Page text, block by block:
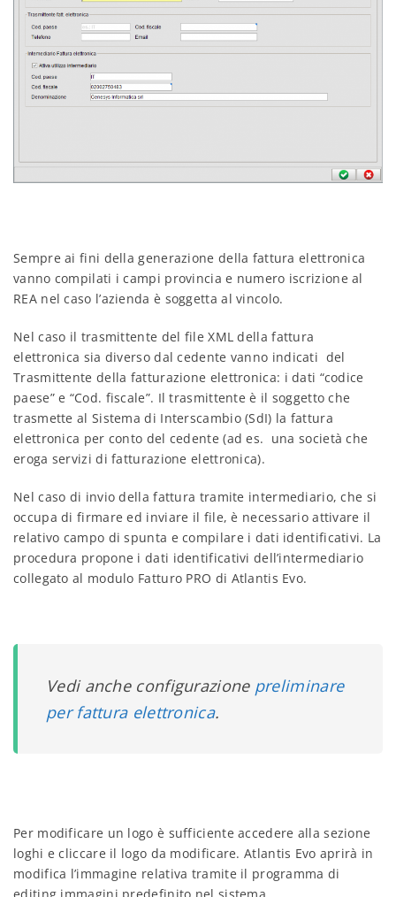
Sempre ai fini della generazione della fattura elettronica
vanno compilati i campi provincia e numero iscrizione al
REA nel caso l’azienda è soggetta al vincolo.
Nel caso il trasmittente del file XML della fattura
elettronica sia diverso dal cedente vanno indicati del
Trasmittente della fatturazione elettronica: i dati “codice
paese” e “Cod. fiscale”. Il trasmittente è il soggetto che
trasmette al Sistema di Interscambio (SdI) la fattura
elettronica per conto del cedente (ad es. una società che
eroga servizi di fatturazione elettronica).
Nel caso di invio della fattura tramite intermediario, che si
occupa di firmare ed inviare il file, è necessario attivare il
relativo campo di spunta e compilare i dati identificativi. La
procedura propone i dati identificativi dell’intermediario
collegato al modulo Fatturo PRO di Atlantis Evo.
Vedi anche configurazione preliminare
per fattura elettronica.
Per modificare un logo è sufficiente accedere alla sezione
loghi e cliccare il logo da modificare. Atlantis Evo aprirà in
modifica l’immagine relativa tramite il programma di